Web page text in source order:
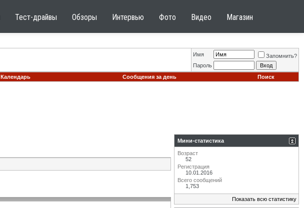
Тест-драйвы Обзоры Интервью Фото Видео Магазин
Имя
Запомнить?
Пароль
Календарь Сообщения за день Поиск
Мини-статистика
Возраст
52
Регистрация
10.01.2016
Всего сообщений
1,753
Показать всю статистику